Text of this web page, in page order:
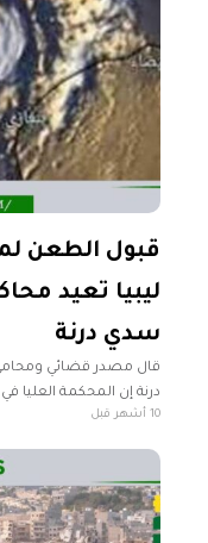
قبول الطعن
سدي درنة
قال مصدر قضائي
مسؤولا بسبب انهيار
10 أشهر قبل